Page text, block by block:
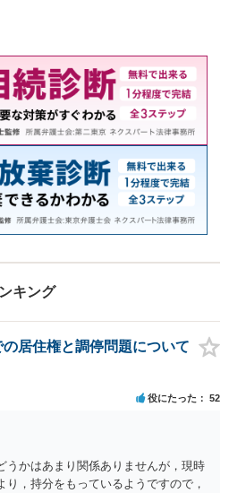
環境を整えております
気軽にご相談くださ
キング
居住権と調停問題について
役にたった 52
うかはあまり関係ありませんが，現時
り，持分をもっているようですので，